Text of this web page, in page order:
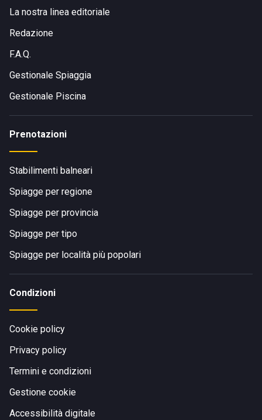
La nostra linea editoriale
Redazione
F.A.Q.
Gestionale Spiaggia
Gestionale Piscina
Prenotazioni
Stabilimenti balneari
Spiagge per regione
Spiagge per provincia
Spiagge per tipo
Spiagge per località più popolari
Condizioni
Cookie policy
Privacy policy
Termini e condizioni
Gestione cookie
Accessibilità digitale